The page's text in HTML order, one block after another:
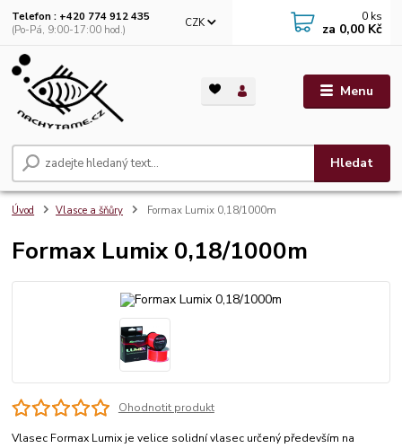
Menu
CZK
Hledat
Telefon : +420 774 912 435
(Po-Pá, 9:00-17:00 hod.)
0 ks
za 0,00 Kč
Úvod Vlasce a šňůry Formax Lumix 0,18/1000m
Formax Lumix 0,18/1000m
Ohodnotit produkt
Vlasec Formax Lumix je velice solidní vlasec určený především na